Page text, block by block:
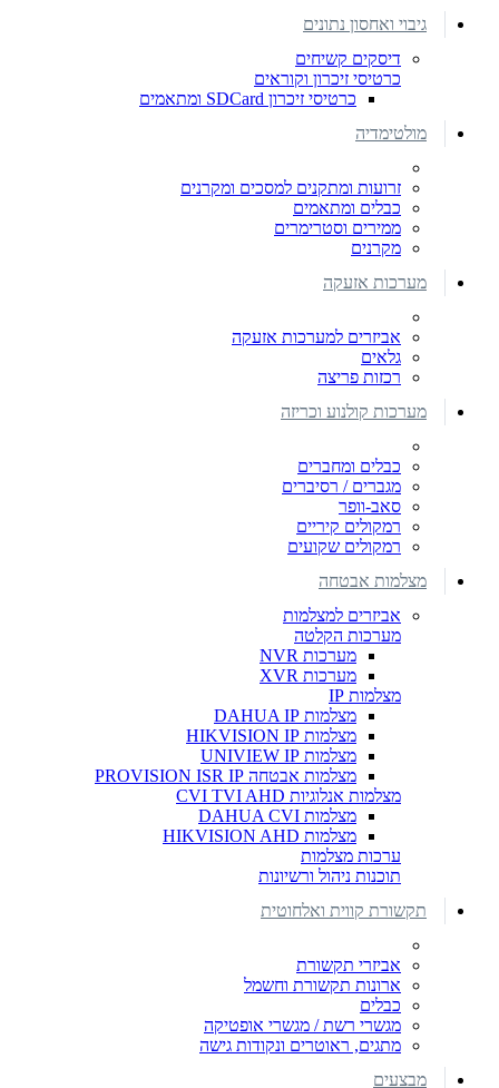
גיבוי ואחסון נתונים
דיסקים קשיחים
כרטיסי זיכרון וקוראים
כרטיסי זיכרון SDCard ומתאמים
מולטימדיה
זרועות ומתקנים למסכים ומקרנים
כבלים ומתאמים
ממירים וסטרימרים
מקרנים
מערכות אזעקה
אביזרים למערכות אזעקה
גלאים
רכזות פריצה
מערכות קולנוע וכריזה
כבלים ומחברים
מגברים / רסיברים
סאב-וופר
רמקולים קיריים
רמקולים שקועים
מצלמות אבטחה
אביזרים למצלמות
מערכות הקלטה
מערכות NVR
מערכות XVR
מצלמות IP
מצלמות DAHUA IP
מצלמות HIKVISION IP
מצלמות UNIVIEW IP
מצלמות אבטחה PROVISION ISR IP
מצלמות אנלוגיות CVI TVI AHD
מצלמות DAHUA CVI
מצלמות HIKVISION AHD
ערכות מצלמות
תוכנות ניהול ורשיונות
תקשורת קווית ואלחוטית
אביזרי תקשורת
ארונות תקשורת וחשמל
כבלים
מגשרי רשת / מגשרי אופטיקה
מתגים, ראוטרים ונקודות גישה
מבצעים